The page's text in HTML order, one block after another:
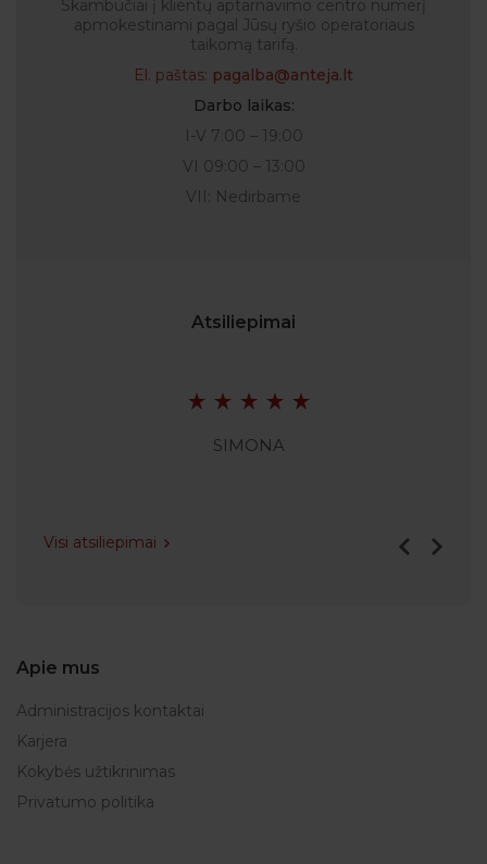
Skambučiai į klientų aptarnavimo centro numerį
apmokestinami pagal Jūsų ryšio operatoriaus
taikomą tarifą.
El. paštas: pagalba@anteja.lt
Darbo laikas:
I-V 7:00 – 19:00
VI 09:00 – 13:00
VII: Nedirbame
Atsiliepimai
SIMONA
Visi atsiliepimai
Apie mus
Administracijos kontaktai
Karjera
Kokybės užtikrinimas
Privatumo politika